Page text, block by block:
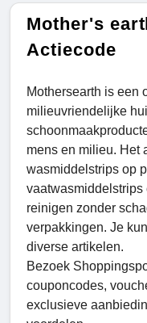
Mother's
Actiecode
Mothersearth is een
milieuvriendelijke
mens en milieu. Het
wasmiddelstrips op
vaatwasmiddelstrips
reinigen zonder
verpakkingen. Je
diverse artikelen.
Bezoek
couponcodes,
exclusieve